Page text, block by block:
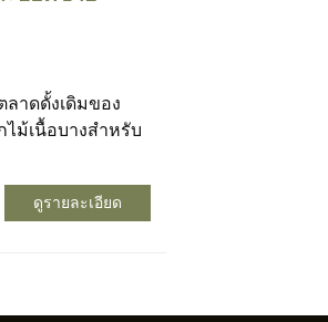
าดดั้งเดิมของ
ม้เนื้อบางสำหรับ
ดูรายละเอียด